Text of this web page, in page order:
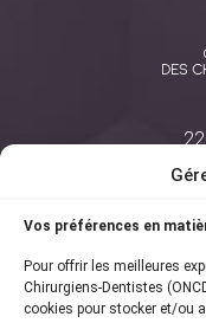
Vos préférences en
Pour offrir les meilleures
Chirurgiens-Dentistes
cookies pour stocker et/ou